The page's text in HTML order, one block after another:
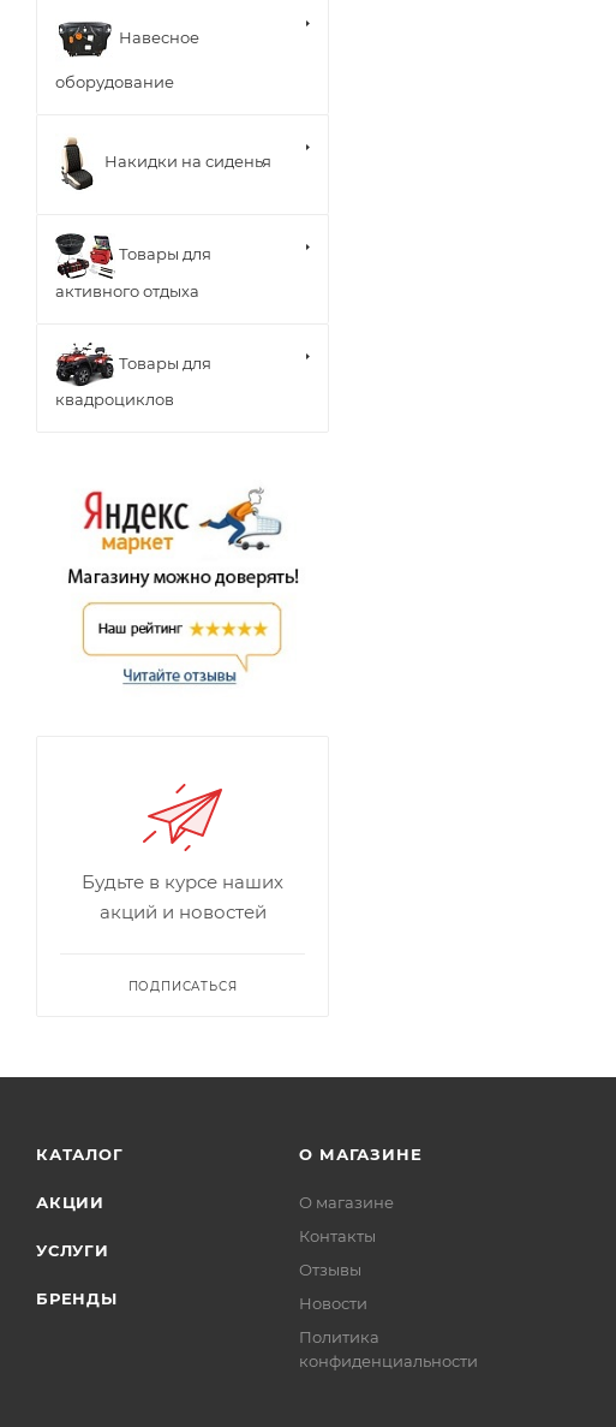
Навесное
оборудование
Накидки на сиденья
Товары для
активного отдыха
Товары для
квадроциклов
Будьте в курсе наших
акций и новостей
ПОДПИСАТЬСЯ
КАТАЛОГ
АКЦИИ
УСЛУГИ
БРЕНДЫ
О МАГАЗИНЕ
О магазине
Контакты
Отзывы
Новости
Политика
конфиденциальности